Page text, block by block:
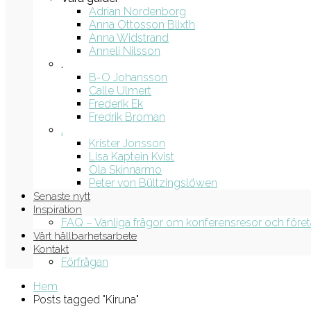
Adrian Nordenborg
Anna Ottosson Blixth
Anna Widstrand
Anneli Nilsson
.
B-O Johansson
Calle Ulmert
Frederik Ek
Fredrik Broman
.
Krister Jonsson
Lisa Kaptein Kvist
Ola Skinnarmo
Peter von Bültzingslöwen
Senaste nytt
Inspiration
FAQ – Vanliga frågor om konferensresor och
Vårt hållbarhetsarbete
Kontakt
Förfrågan
Hem
Posts tagged "Kiruna"